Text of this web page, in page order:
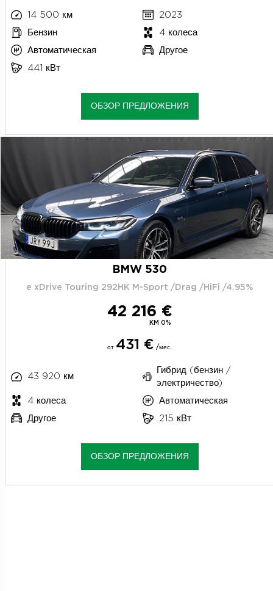
14 500 км
2023
Бензин
4 колеса
Автоматическая
Другое
441 кВт
ОБЗОР ПРЕДЛОЖЕНИЯ
BMW 530
e xDrive Touring 292HK M-Sport /Drag /HiFi /4.95%
42 216 €
KM 0%
от 431 € /мес.
43 920 км
Гибрид (бензин /
электричество)
4 колеса
Автоматическая
Другое
215 кВт
ОБЗОР ПРЕДЛОЖЕНИЯ